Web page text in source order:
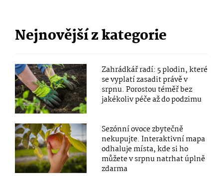
Nejnovější z kategorie
Zahrádkář radí: 5 plodin, které
se vyplatí zasadit právě v
srpnu. Porostou téměř bez
jakékoliv péče až do podzimu
Sezónní ovoce zbytečně
nekupujte. Interaktivní mapa
odhaluje místa, kde si ho
můžete v srpnu natrhat úplně
zdarma